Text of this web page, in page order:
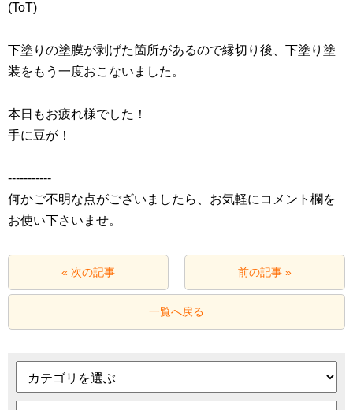
(ToT)
下塗りの塗膜が剥げた箇所があるので縁切り後、下塗り塗
装をもう一度おこないました。
本日もお疲れ様でした！
手に豆が！
‐‐‐‐‐‐‐‐‐‐‐
何かご不明な点がございましたら、お気軽にコメント欄を
お使い下さいませ。
« 次の記事 前の記事 »
一覧へ戻る